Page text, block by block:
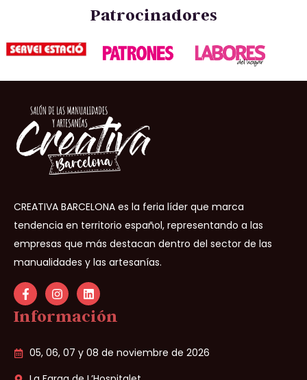
Patrocinadores
CREATIVA BARCELONA es la feria líder que marca
tendencia en territorio español, representando a las
empresas que más destacan dentro del sector de las
manualidades y las artesanías.
Información
05, 06, 07 y 08 de noviembre de 2026